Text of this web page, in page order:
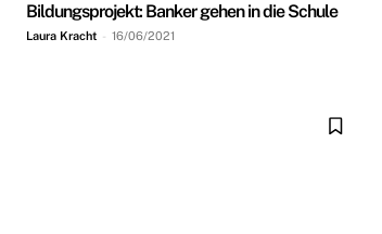
Bildungsprojekt: Banker gehen in die Schule
Laura Kracht - 16/06/2021